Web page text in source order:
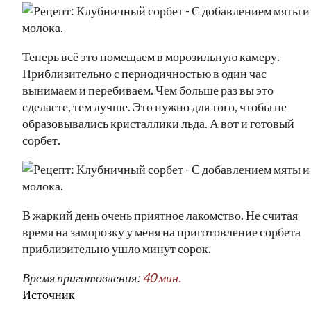
Теперь всё это помещаем в морозильную камеру.
Приблизительно с периодичностью в один час
вынимаем и перебиваем. Чем больше раз вы это
сделаете, тем лучше. Это нужно для того, чтобы не
образовывались кристаллики льда. А вот и готовый
сорбет.
В жаркий день очень приятное лакомство. Не считая
время на заморозку у меня на приготовление сорбета
приблизительно ушло минут сорок.
Время приготовления:40 мин.
Источник